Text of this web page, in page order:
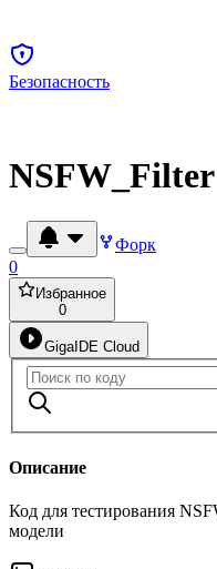
Безопасность
NSFW_Filter
Форк
0
Избранное
0
GigaIDE Cloud
Описание
Код для тестирования
модели